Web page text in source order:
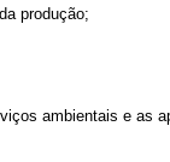
produção;
ambientais e as